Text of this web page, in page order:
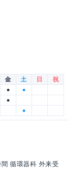
金 土 日
祝
●
●
●
●
循環器科 外来受